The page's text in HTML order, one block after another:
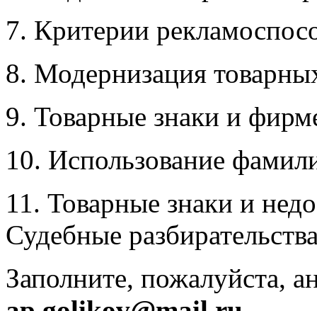
7. Критерии
8. Модернизация
9. Товарные знаки и
10. Использование
11. Товарные знаки и
Судебные
Заполните, пожалуйста,